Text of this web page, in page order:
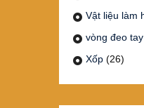
Vật liệu làm
vòng đeo tay
Xốp (26)